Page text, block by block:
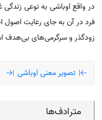
در واقع اوباشی به نوعی زندگی
فرد در آن به جای رعایت اصول
زودگذر و سرگرمی‌های بی‌هدف
تصویر معنی اوباشی
مترادف‌ها